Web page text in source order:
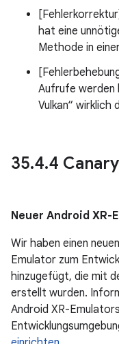
hat eine
Methode in
Aufrufe werden
Vulkan“ wirklich
35.4.4
Neuer Android XR-
Wir haben einen
Emulator zum
hinzugefügt, die mit
erstellt wurden.
Android XR-